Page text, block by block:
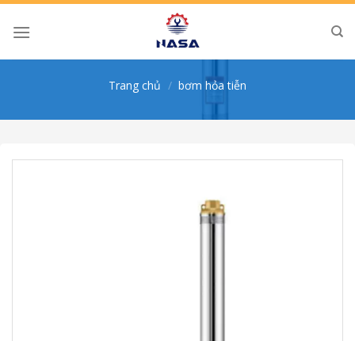
Skip
Trang chủ / bơm hỏa tiễn